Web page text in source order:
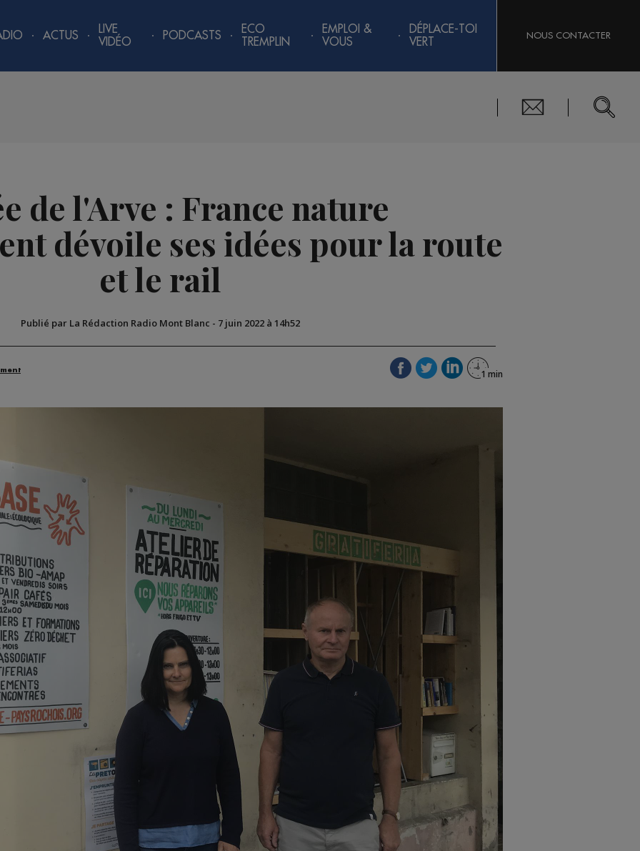
ACTUS
LIVE
VIDÉO
PODCASTS
ECO
TREMPLIN
EMPLOI &
VOUS
DÉPLACE-TOI
VERT
NOUS CONTACTER
de l'Arve : France nature
dévoile ses idées pour la route
et le rail
Publié par La Rédaction Radio Mont Blanc - 7 juin 2022 à 14h52